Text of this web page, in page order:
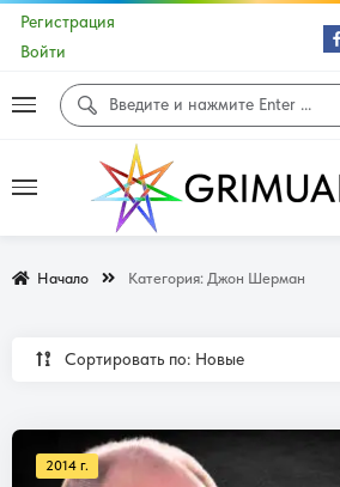
Регистрация
Войти
Начало Категория: Джон Шерман
Сортировать по: Новые
2014 г.